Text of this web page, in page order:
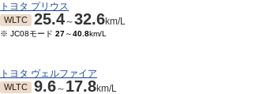
トヨタ プリウス
WLTC 25.4～32.6km/L
※ JC08モード 27～40.8km/L
トヨタ ヴェルファイア
WLTC 9.6～ 17.8km/L